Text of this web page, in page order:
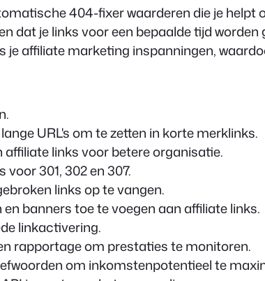
404-fixer waarderen die je
dat je links voor een bepaalde tijd
affiliate marketing inspanningen,
URL's om te zetten in korte merklinks.
links voor betere organisatie.
301, 302 en 307.
links op te vangen.
banners toe te voegen aan affiliate links.
linkactivering.
rapportage om prestaties te monitoren.
om inkomstenpotentieel te